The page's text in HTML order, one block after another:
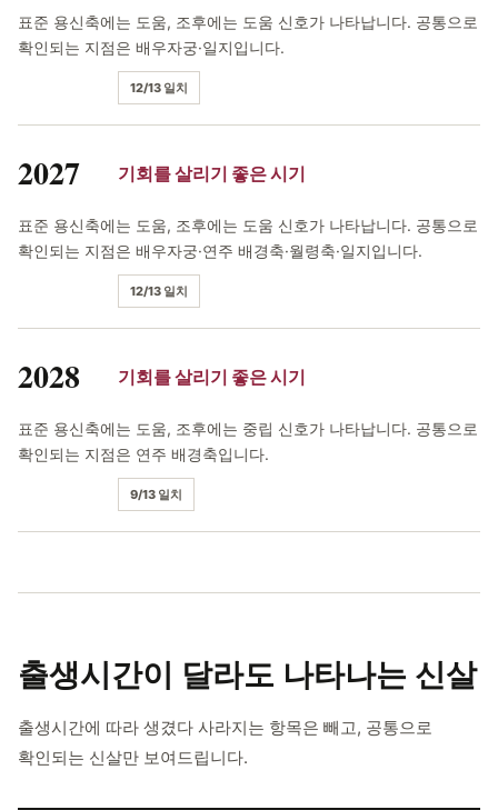
표준 용신축에는 도움, 조후에는 도움 신호가 나타납니다. 공통으로
확인되는 지점은 배우자궁·일지입니다.
12/13 일치
2027 기회를 살리기 좋은 시기
표준 용신축에는 도움, 조후에는 도움 신호가 나타납니다. 공통으로
확인되는 지점은 배우자궁·연주 배경축·월령축·일지입니다.
12/13 일치
2028 기회를 살리기 좋은 시기
표준 용신축에는 도움, 조후에는 중립 신호가 나타납니다. 공통으로
확인되는 지점은 연주 배경축입니다.
9/13 일치
출생시간이 달라도 나타나는 신살
출생시간에 따라 생겼다 사라지는 항목은 빼고, 공통으로
확인되는 신살만 보여드립니다.